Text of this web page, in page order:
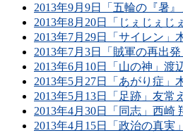
2013年9月9日「五輪の『暑
2013年8月20日「じぇじぇじ
2013年7月29日「サイレン」
2013年7月3日「賊軍の再出
2013年6月10日「山の神」渡
2013年5月27日「あがり症」
2013年5月13日「足跡」友常
2013年4月30日「同志」西崎
2013年4月15日「政治の真